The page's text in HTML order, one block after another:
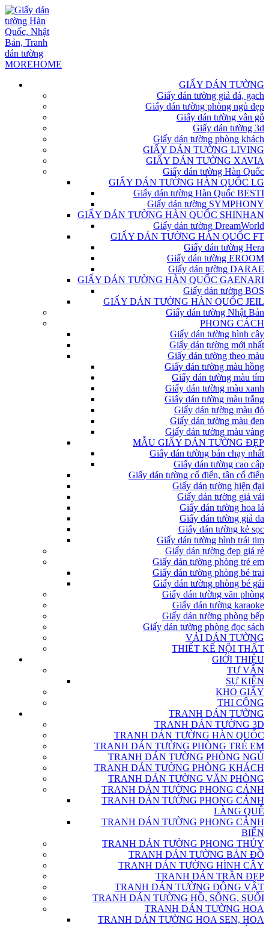
GIẤY DÁN TƯỜNG
Giấy dán tường giả đá, gạch
Giấy dán tường phòng ngủ đẹp
Giấy dán tường vân gỗ
Giấy dán tường 3d
Giấy dán tường phòng khách
GIẤY DÁN TƯỜNG LIVING
GIẤY DÁN TƯỜNG XAVIA
Giấy dán tường Hàn Quốc
GIẤY DÁN TƯỜNG HÀN QUỐC LG
Giấy dán tường Hàn Quốc BESTI
Giấy dán tường SYMPHONY
GIẤY DÁN TƯỜNG HÀN QUỐC SHINHAN
Giấy dán tường DreamWorld
GIẤY DÁN TƯỜNG HÀN QUỐC FT
Giấy dán tường Hera
Giấy dán tường EROOM
Giấy dán tường DARAE
GIẤY DÁN TƯỜNG HÀN QUỐC GAENARI
Giấy dán tường BOS
GIẤY DÁN TƯỜNG HÀN QUỐC JEIL
Giấy dán tường Nhật Bản
PHONG CÁCH
Giấy dán tường hình cây
Giấy dán tường mới nhất
Giấy dán tường theo màu
Giấy dán tường màu hồng
Giấy dán tường màu tím
Giấy dán tường màu xanh
Giấy dán tường màu trắng
Giấy dán tường màu đỏ
Giấy dán tường màu đen
Giấy dán tường màu vàng
MẪU GIẤY DÁN TƯỜNG ĐẸP
Giấy dán tường bán chạy nhất
Giấy dán tường cao cấp
Giấy dán tường cổ điển, tân cổ điển
Giấy dán tường hiện đại
Giấy dán tường giả vải
Giấy dán tường hoa lá
Giấy dán tường giả da
Giấy dán tường kẻ sọc
Giấy dán tường hình trái tim
Giấy dán tường đẹp giá rẻ
Giấy dán tường phòng trẻ em
Giấy dán tường phòng bé trai
Giấy dán tường phòng bé gái
Giấy dán tường văn phòng
Giấy dán tường karaoke
Giấy dán tường phòng bếp
Giấy dán tường phòng đọc sách
VẢI DÁN TƯỜNG
THIẾT KẾ NỘI THẤT
GIỚI THIỆU
TƯ VẤN
SỰ KIỆN
KHO GIẤY
THI CÔNG
TRANH DÁN TƯỜNG
TRANH DÁN TƯỜNG 3D
TRANH DÁN TƯỜNG HÀN QUỐC
TRANH DÁN TƯỜNG PHÒNG TRẺ EM
TRANH DÁN TƯỜNG PHÒNG NGỦ
TRANH DÁN TƯỜNG PHÒNG KHÁCH
TRANH DÁN TƯỜNG VĂN PHÒNG
TRANH DÁN TƯỜNG PHONG CẢNH
TRANH DÁN TƯỜNG PHONG CẢNH
LÀNG QUÊ
TRANH DÁN TƯỜNG PHONG CẢNH
BIỂN
TRANH DÁN TƯỜNG PHONG THỦY
TRANH DÁN TƯỜNG BẢN ĐỒ
TRANH DÁN TƯỜNG HÌNH CÂY
TRANH DÁN TRẦN ĐẸP
TRANH DÁN TƯỜNG ĐỘNG VẬT
TRANH DÁN TƯỜNG HỒ, SÔNG, SUỐI
TRANH DÁN TƯỜNG HOA
TRANH DÁN TƯỜNG HOA SEN, HOA